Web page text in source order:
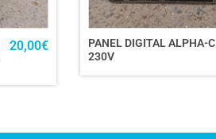
20,00€
PANEL DIGITAL ALPHA-C
230V